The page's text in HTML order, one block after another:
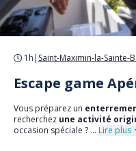
1h | Saint-Maximin-la-Sainte-
Escape game
Vous préparez un
recherchez une activité
occasion spéciale ? ... Lire plus